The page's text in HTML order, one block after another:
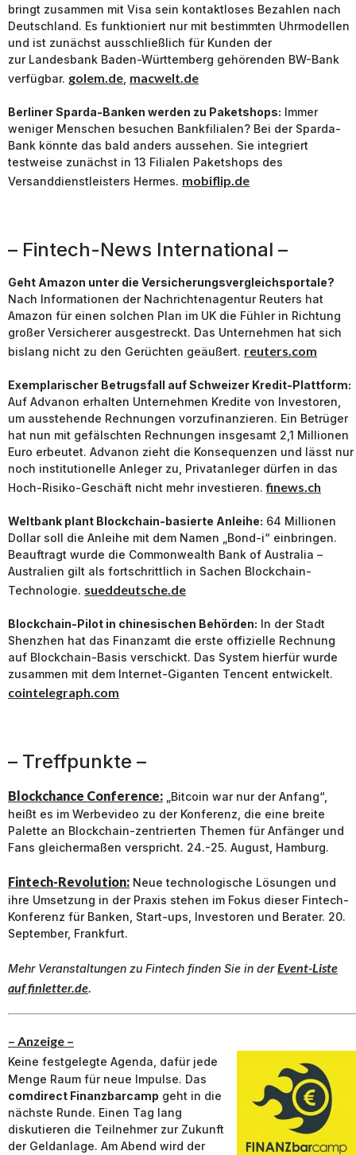
bringt zusammen mit Visa sein kontaktloses Bezahlen nach
Deutschland. Es funktioniert nur mit bestimmten Uhrmodellen
und ist zunächst ausschließlich für Kunden der
zur Landesbank Baden-Württemberg gehörenden BW-Bank
verfügbar. golem.de, macwelt.de
Berliner Sparda-Banken werden zu Paketshops: Immer
weniger Menschen besuchen Bankfilialen? Bei der Sparda-
Bank könnte das bald anders aussehen. Sie integriert
testweise zunächst in 13 Filialen Paketshops des
Versanddienstleisters Hermes. mobiflip.de
– Fintech-News International –
Geht Amazon unter die Versicherungsvergleichsportale?
Nach Informationen der Nachrichtenagentur Reuters hat
Amazon für einen solchen Plan im UK die Fühler in Richtung
großer Versicherer ausgestreckt. Das Unternehmen hat sich
bislang nicht zu den Gerüchten geäußert. reuters.com
Exemplarischer Betrugsfall auf Schweizer Kredit-Plattform:
Auf Advanon erhalten Unternehmen Kredite von Investoren,
um ausstehende Rechnungen vorzufinanzieren. Ein Betrüger
hat nun mit gefälschten Rechnungen insgesamt 2,1 Millionen
Euro erbeutet. Advanon zieht die Konsequenzen und lässt nur
noch institutionelle Anleger zu, Privatanleger dürfen in das
Hoch-Risiko-Geschäft nicht mehr investieren.finews.ch
Weltbank plant Blockchain-basierte Anleihe: 64 Millionen
Dollar soll die Anleihe mit dem Namen „Bond-i“ einbringen.
Beauftragt wurde die Commonwealth Bank of Australia –
Australien gilt als fortschrittlich in Sachen Blockchain-
Technologie. sueddeutsche.de
Blockchain-Pilot in chinesischen Behörden: In der Stadt
Shenzhen hat das Finanzamt die erste offizielle Rechnung
auf Blockchain-Basis verschickt. Das System hierfür wurde
zusammen mit dem Internet-Giganten Tencent entwickelt.
cointelegraph.com
– Treffpunkte –
Blockchance Conference: „Bitcoin war nur der Anfang“,
heißt es im Werbevideo zu der Konferenz, die eine breite
Palette an Blockchain-zentrierten Themen für Anfänger und
Fans gleichermaßen verspricht. 24.-25. August, Hamburg.
Fintech-Revolution: Neue technologische Lösungen und
ihre Umsetzung in der Praxis stehen im Fokus dieser Fintech-
Konferenz für Banken, Start-ups, Investoren und Berater. 20.
September, Frankfurt.
Mehr Veranstaltungen zu Fintech finden Sie in derEvent-Liste
auf finletter.de.
– Anzeige –
Keine festgelegte Agenda, dafür jede
Menge Raum für neue Impulse. Das
comdirect Finanzbarcamp geht in die
nächste Runde. Einen Tag lang
diskutieren die Teilnehmer zur Zukunft
der Geldanlage. Am Abend wird der